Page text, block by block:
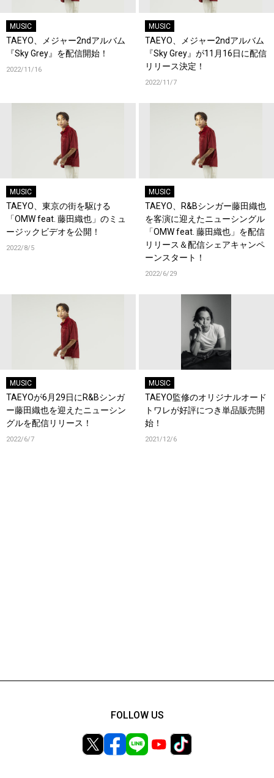
MUSIC
TAEYO、メジャー2ndアルバム
『Sky Grey』を配信開始！
2022/11/16
MUSIC
TAEYO、メジャー2ndアルバム
『Sky Grey』が11月16日に配信
リリース決定！
2022/11/7
MUSIC
TAEYO、東京の街を駆ける
「OMW feat. 藤田織也」のミュ
ージックビデオを公開！
2022/8/5
MUSIC
TAEYO、R&Bシンガー藤田織也
を客演に迎えたニューシングル
「OMW feat. 藤田織也」を配信
リリース＆配信シェアキャンペ
ーンスタート！
2022/6/29
MUSIC
TAEYOが6月29日にR&Bシンガ
ー藤田織也を迎えたニューシン
グルを配信リリース！
2022/6/7
MUSIC
TAEYO監修のオリジナルオード
トワレが好評につき単品販売開
始！
2021/12/6
FOLLOW US